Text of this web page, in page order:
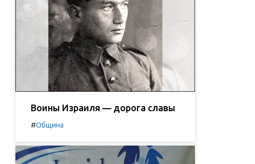
Воины Израиля — дорога славы
#Община